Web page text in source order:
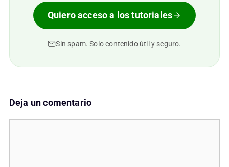
Quiero acceso a los tutoriales
Sin spam. Solo contenido útil y seguro.
Deja un comentario